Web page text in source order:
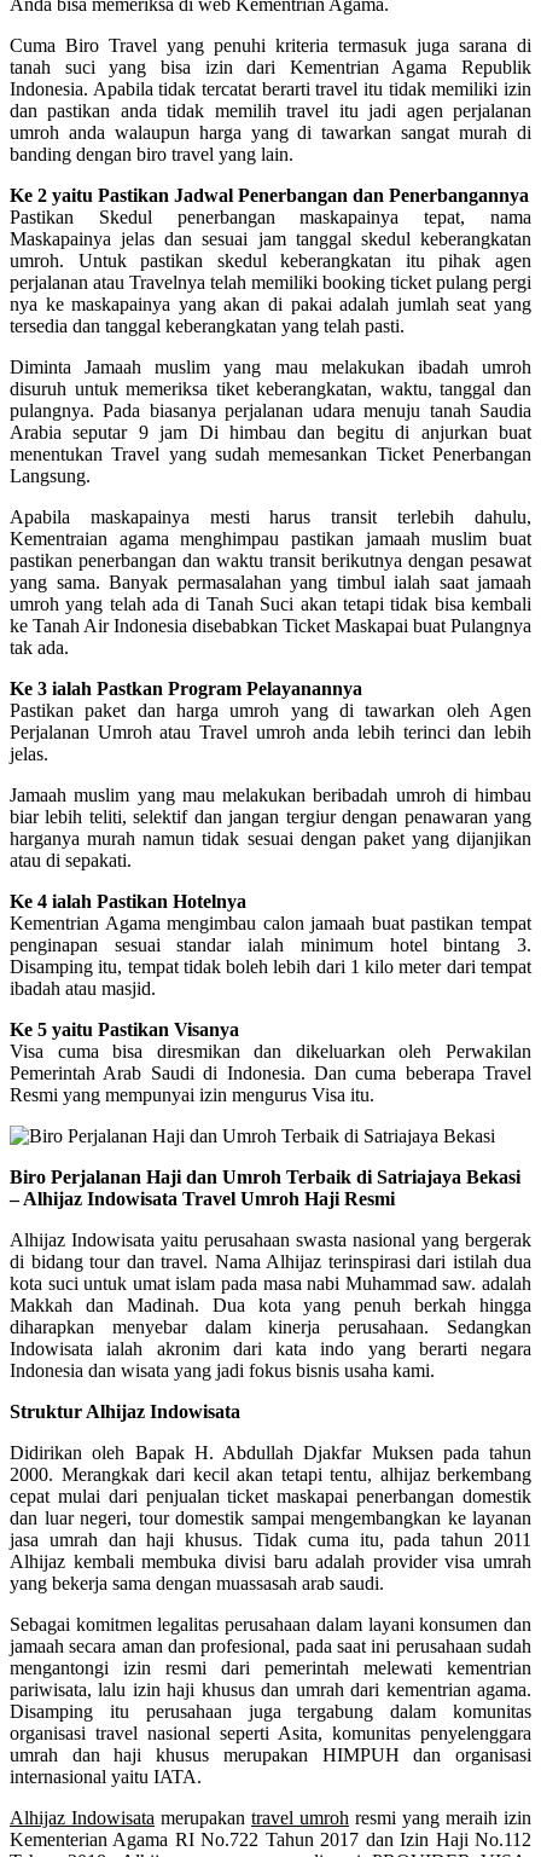
Cuma Biro Travel yang penuhi kriteria termasuk juga sarana di
tanah suci yang bisa izin dari Kementrian Agama Republik
Indonesia. Apabila tidak tercatat berarti travel itu tidak memiliki izin
dan pastikan anda tidak memilih travel itu jadi agen perjalanan
umroh anda walaupun harga yang di tawarkan sangat murah di
banding dengan biro travel yang lain.
Ke 2 yaitu Pastikan Jadwal Penerbangan dan Penerbangannya
Pastikan Skedul penerbangan maskapainya tepat, nama
Maskapainya jelas dan sesuai jam tanggal skedul keberangkatan
umroh. Untuk pastikan skedul keberangkatan itu pihak agen
perjalanan atau Travelnya telah memiliki booking ticket pulang pergi
nya ke maskapainya yang akan di pakai adalah jumlah seat yang
tersedia dan tanggal keberangkatan yang telah pasti.
Diminta Jamaah muslim yang mau melakukan ibadah umroh
disuruh untuk memeriksa tiket keberangkatan, waktu, tanggal dan
pulangnya. Pada biasanya perjalanan udara menuju tanah Saudia
Arabia seputar 9 jam Di himbau dan begitu di anjurkan buat
menentukan Travel yang sudah memesankan Ticket Penerbangan
Langsung.
Apabila maskapainya mesti harus transit terlebih dahulu,
Kementraian agama menghimpau pastikan jamaah muslim buat
pastikan penerbangan dan waktu transit berikutnya dengan pesawat
yang sama. Banyak permasalahan yang timbul ialah saat jamaah
umroh yang telah ada di Tanah Suci akan tetapi tidak bisa kembali
ke Tanah Air Indonesia disebabkan Ticket Maskapai buat Pulangnya
tak ada.
Ke 3 ialah Pastkan Program Pelayanannya
Pastikan paket dan harga umroh yang di tawarkan oleh Agen
Perjalanan Umroh atau Travel umroh anda lebih terinci dan lebih
jelas.
Jamaah muslim yang mau melakukan beribadah umroh di himbau
biar lebih teliti, selektif dan jangan tergiur dengan penawaran yang
harganya murah namun tidak sesuai dengan paket yang dijanjikan
atau di sepakati.
Ke 4 ialah Pastikan Hotelnya
Kementrian Agama mengimbau calon jamaah buat pastikan tempat
penginapan sesuai standar ialah minimum hotel bintang 3.
Disamping itu, tempat tidak boleh lebih dari 1 kilo meter dari tempat
ibadah atau masjid.
Ke 5 yaitu Pastikan Visanya
Visa cuma bisa diresmikan dan dikeluarkan oleh Perwakilan
Pemerintah Arab Saudi di Indonesia. Dan cuma beberapa Travel
Resmi yang mempunyai izin mengurus Visa itu.
Biro Perjalanan Haji dan Umroh Terbaik di Satriajaya Bekasi
– Alhijaz Indowisata Travel Umroh Haji Resmi
Alhijaz Indowisata yaitu perusahaan swasta nasional yang bergerak
di bidang tour dan travel. Nama Alhijaz terinspirasi dari istilah dua
kota suci untuk umat islam pada masa nabi Muhammad saw. adalah
Makkah dan Madinah. Dua kota yang penuh berkah hingga
diharapkan menyebar dalam kinerja perusahaan. Sedangkan
Indowisata ialah akronim dari kata indo yang berarti negara
Indonesia dan wisata yang jadi fokus bisnis usaha kami.
Struktur Alhijaz Indowisata
Didirikan oleh Bapak H. Abdullah Djakfar Muksen pada tahun
2000. Merangkak dari kecil akan tetapi tentu, alhijaz berkembang
cepat mulai dari penjualan ticket maskapai penerbangan domestik
dan luar negeri, tour domestik sampai mengembangkan ke layanan
jasa umrah dan haji khusus. Tidak cuma itu, pada tahun 2011
Alhijaz kembali membuka divisi baru adalah provider visa umrah
yang bekerja sama dengan muassasah arab saudi.
Sebagai komitmen legalitas perusahaan dalam layani konsumen dan
jamaah secara aman dan profesional, pada saat ini perusahaan sudah
mengantongi izin resmi dari pemerintah melewati kementrian
pariwisata, lalu izin haji khusus dan umrah dari kementrian agama.
Disamping itu perusahaan juga tergabung dalam komunitas
organisasi travel nasional seperti Asita, komunitas penyelenggara
umrah dan haji khusus merupakan HIMPUH dan organisasi
internasional yaitu IATA.
Alhijaz Indowisata merupakan travel umroh resmi yang meraih izin
Kementerian Agama RI No.722 Tahun 2017 dan Izin Haji No.112